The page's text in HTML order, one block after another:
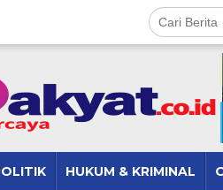
HUKUM & KRIMINAL